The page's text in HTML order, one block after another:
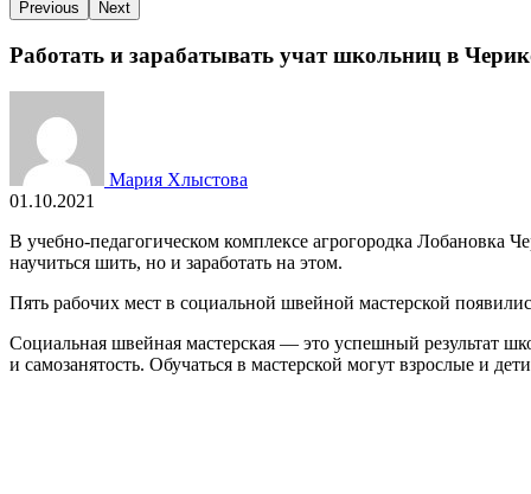
Previous Next
Работать и зарабатывать учат школьниц в
Мария Хлыстова
01.10.2021
В учебно-педагогическом комплексе агрогородка Лобановка
научиться шить, но и заработать на этом.
Пять рабочих мест в социальной швейной мастерской
Социальная швейная мастерская — это успешный результат
и самозанятость. Обучаться в мастерской могут взрослые и